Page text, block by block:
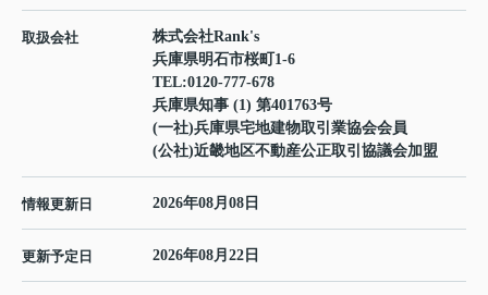
取扱会社
株式会社Rank's
兵庫県明石市桜町1-6
TEL:0120-777-678
兵庫県知事 (1) 第401763号
(一社)兵庫県宅地建物取引業協会会員
(公社)近畿地区不動産公正取引協議会加盟
情報更新日 2026年08月08日
更新予定日 2026年08月22日